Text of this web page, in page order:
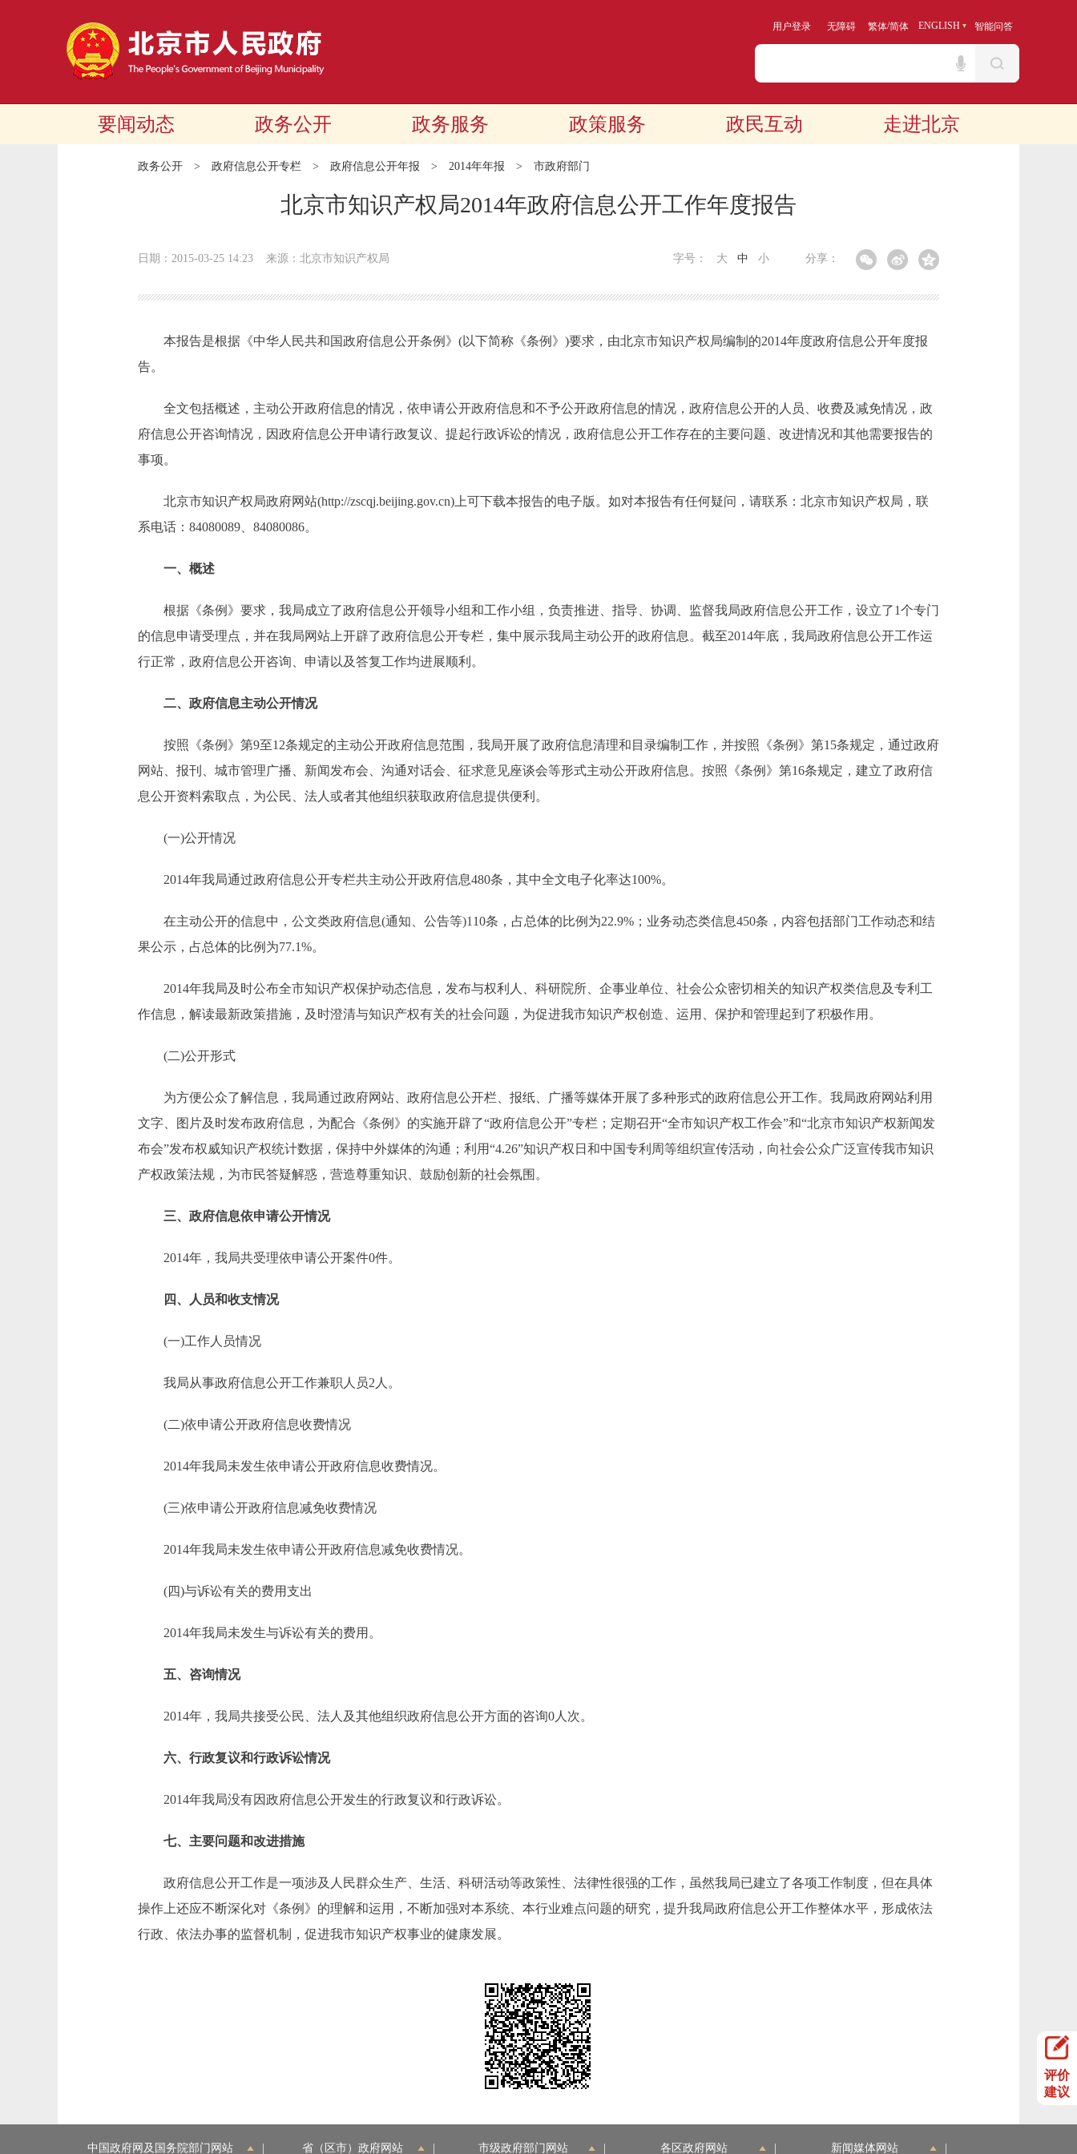
用户登录 无障碍 繁体/简体 ENGLISH 智能问答
要闻动态 政务公开 政务服务 政策服务 政民互动 走进北京
政务公开 > 政府信息公开专栏 > 政府信息公开年报 > 2014年年报 > 市政府部门
北京市知识产权局2014年政府信息公开工作年度报告
日期：2015-03-25 14:23 来源：北京市知识产权局 分享：
字号： 大 中 小
本报告是根据《中华人民共和国政府信息公开条例》(以下简称《条例》)要求，由北京市知识产权局编制的2014年度政府信息公开年度报
告。
全文包括概述，主动公开政府信息的情况，依申请公开政府信息和不予公开政府信息的情况，政府信息公开的人员、收费及减免情况，政
府信息公开咨询情况，因政府信息公开申请行政复议、提起行政诉讼的情况，政府信息公开工作存在的主要问题、改进情况和其他需要报告的
事项。
北京市知识产权局政府网站(http://zscqj.beijing.gov.cn)上可下载本报告的电子版。如对本报告有任何疑问，请联系：北京市知识产权局，联
系电话：84080089、84080086。
一、概述
根据《条例》要求，我局成立了政府信息公开领导小组和工作小组，负责推进、指导、协调、监督我局政府信息公开工作，设立了1个专门
的信息申请受理点，并在我局网站上开辟了政府信息公开专栏，集中展示我局主动公开的政府信息。截至2014年底，我局政府信息公开工作运
行正常，政府信息公开咨询、申请以及答复工作均进展顺利。
二、政府信息主动公开情况
按照《条例》第9至12条规定的主动公开政府信息范围，我局开展了政府信息清理和目录编制工作，并按照《条例》第15条规定，通过政府
网站、报刊、城市管理广播、新闻发布会、沟通对话会、征求意见座谈会等形式主动公开政府信息。按照《条例》第16条规定，建立了政府信
息公开资料索取点，为公民、法人或者其他组织获取政府信息提供便利。
(一)公开情况
2014年我局通过政府信息公开专栏共主动公开政府信息480条，其中全文电子化率达100%。
在主动公开的信息中，公文类政府信息(通知、公告等)110条，占总体的比例为22.9%；业务动态类信息450条，内容包括部门工作动态和结
果公示，占总体的比例为77.1%。
2014年我局及时公布全市知识产权保护动态信息，发布与权利人、科研院所、企事业单位、社会公众密切相关的知识产权类信息及专利工
作信息，解读最新政策措施，及时澄清与知识产权有关的社会问题，为促进我市知识产权创造、运用、保护和管理起到了积极作用。
(二)公开形式
为方便公众了解信息，我局通过政府网站、政府信息公开栏、报纸、广播等媒体开展了多种形式的政府信息公开工作。我局政府网站利用
文字、图片及时发布政府信息，为配合《条例》的实施开辟了“政府信息公开”专栏；定期召开“全市知识产权工作会”和“北京市知识产权新闻发
布会”发布权威知识产权统计数据，保持中外媒体的沟通；利用“4.26”知识产权日和中国专利周等组织宣传活动，向社会公众广泛宣传我市知识
产权政策法规，为市民答疑解惑，营造尊重知识、鼓励创新的社会氛围。
三、政府信息依申请公开情况
2014年，我局共受理依申请公开案件0件。
四、人员和收支情况
(一)工作人员情况
我局从事政府信息公开工作兼职人员2人。
(二)依申请公开政府信息收费情况
2014年我局未发生依申请公开政府信息收费情况。
(三)依申请公开政府信息减免收费情况
2014年我局未发生依申请公开政府信息减免收费情况。
(四)与诉讼有关的费用支出
2014年我局未发生与诉讼有关的费用。
五、咨询情况
2014年，我局共接受公民、法人及其他组织政府信息公开方面的咨询0人次。
六、行政复议和行政诉讼情况
2014年我局没有因政府信息公开发生的行政复议和行政诉讼。
七、主要问题和改进措施
政府信息公开工作是一项涉及人民群众生产、生活、科研活动等政策性、法律性很强的工作，虽然我局已建立了各项工作制度，但在具体
操作上还应不断深化对《条例》的理解和运用，不断加强对本系统、本行业难点问题的研究，提升我局政府信息公开工作整体水平，形成依法
行政、依法办事的监督机制，促进我市知识产权事业的健康发展。
评价
建议
中国政府网及国务院部门网站 省（区市）政府网站 市级政府部门网站 各区政府网站 新闻媒体网站